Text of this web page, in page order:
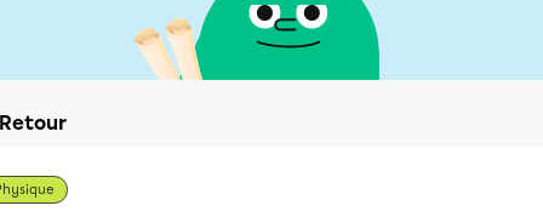
Retour